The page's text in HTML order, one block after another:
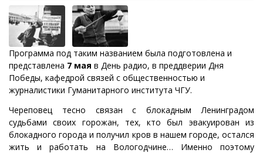
Программа под таким названием была подготовлена и
представлена 7 мая в День радио, в преддверии Дня
Победы, кафедрой связей с общественностью и
журналистики Гуманитарного института ЧГУ.
Череповец тесно связан с блокадным Ленинградом
судьбами своих горожан, тех, кто был эвакуирован из
блокадного города и получил кров в нашем городе, остался
жить и работать на Вологодчине… Именно поэтому